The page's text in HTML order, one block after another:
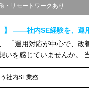
・リモートワークあり
】 ――社内SE経験を、運
「運用対応が中心で、
いを感じていませんか。
社内SE業務